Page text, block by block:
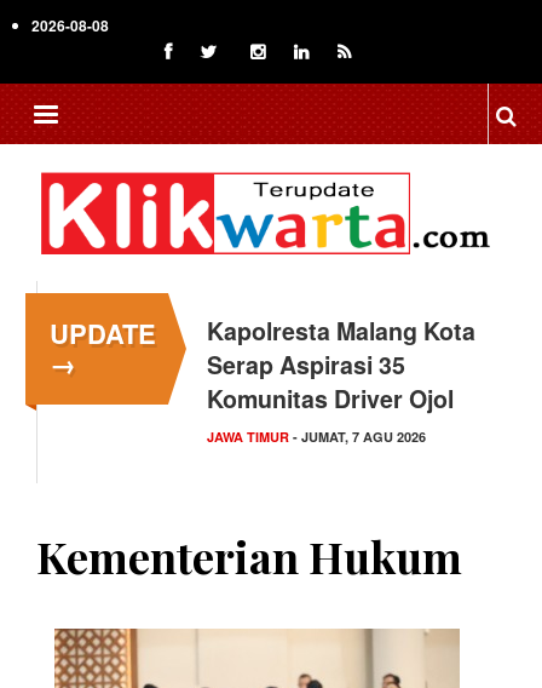
to
content
2026-08-08
UPDATE
→
Kapolresta Malang Kota
Serap Aspirasi 35
Komunitas Driver Ojol
JAWA TIMUR - JUMAT, 7 AGU 2026
Kementerian Hukum